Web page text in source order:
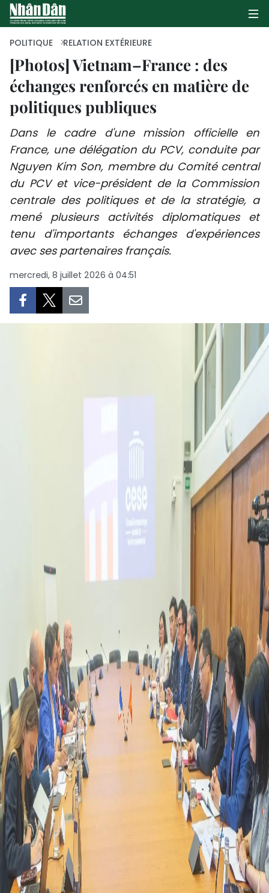
PAGE D'ACCUEIL
POLITIQUE
ÉCONOMIE
SOCIÉTÉ
CULTURE
TOURISME
ENVIRONNEMENT
MÉGASTORIE
INFOGRAPHIE
À PROPOS DU "PEUPLE"
ENGLISH
РУССКИЙ
ESPAÑOL
POLITIQUE RELATION EXTÉRIEURE
[Photos] Vietnam–France : des
échanges renforcés en matière de
politiques publiques
Dans le cadre d'une mission officielle en
France, une délégation du PCV, conduite par
Nguyen Kim Son, membre du Comité central
du PCV et vice-président de la Commission
centrale des politiques et de la stratégie, a
mené plusieurs activités diplomatiques et
tenu d'importants échanges d'expériences
avec ses partenaires français.
mercredi, 8 juillet 2026 à 04:51